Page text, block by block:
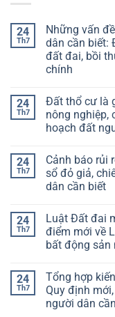
24
Th7
Những vấn
dân cần biết:
đất đai, bồi
chính
24
Th7
Đất thổ cư là
nông nghiệp,
hoạch đất
24
Th7
Cảnh báo rủi
sổ đỏ giả,
dân cần biết
24
Th7
Luật Đất đai
điểm mới về
bất động sản
24
Th7
Tổng hợp
Quy định
người dân